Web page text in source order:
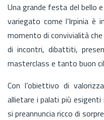
Una grande festa del bello
variegato come l’Irpinia è
momento di convivialità
di incontri, dibattiti,
masterclass e tanto buon
Con l’obiettivo di
allietare i palati più
si preannuncia ricco di